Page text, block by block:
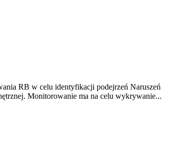
RB w celu identyfikacji podejrzeń Naruszeń
Monitorowanie ma na celu wykrywanie...